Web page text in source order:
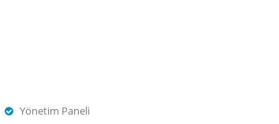
Yönetim Paneli